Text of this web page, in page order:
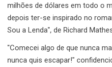
milhões de dólares em todo o
depois ter-se inspirado no
Sou a Lenda", de Richard
"Comecei algo de que nunca
nunca quis escapar!"